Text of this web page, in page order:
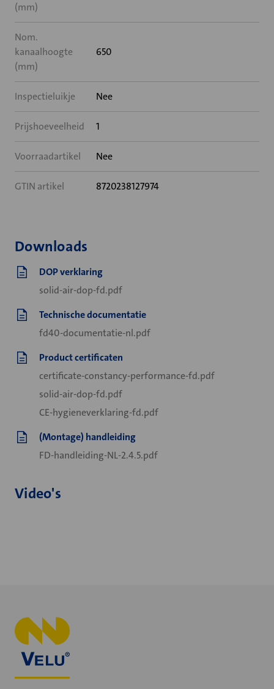
(mm)
Nom.
kanaalhoogte
(mm)
650
Inspectieluikje Nee
Prijshoeveelheid 1
Voorraadartikel Nee
GTIN artikel 8720238127974
Downloads
DOP verklaring
solid-air-dop-fd.pdf
Technische documentatie
fd40-documentatie-nl.pdf
Product certificaten
certificate-constancy-performance-fd.pdf
solid-air-dop-fd.pdf
CE-hygieneverklaring-fd.pdf
(Montage) handleiding
FD-handleiding-NL-2.4.5.pdf
Video's